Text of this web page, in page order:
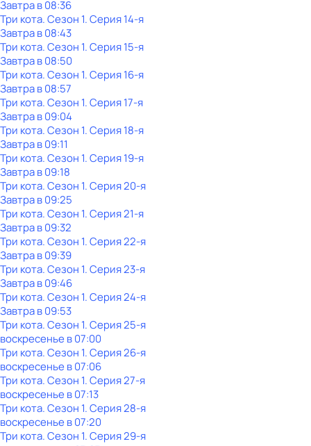
Завтра в 08:36
Три кота. Сезон 1. Серия 14-я
Завтра в 08:43
Три кота. Сезон 1. Серия 15-я
Завтра в 08:50
Три кота. Сезон 1. Серия 16-я
Завтра в 08:57
Три кота. Сезон 1. Серия 17-я
Завтра в 09:04
Три кота. Сезон 1. Серия 18-я
Завтра в 09:11
Три кота. Сезон 1. Серия 19-я
Завтра в 09:18
Три кота. Сезон 1. Серия 20-я
Завтра в 09:25
Три кота. Сезон 1. Серия 21-я
Завтра в 09:32
Три кота. Сезон 1. Серия 22-я
Завтра в 09:39
Три кота. Сезон 1. Серия 23-я
Завтра в 09:46
Три кота. Сезон 1. Серия 24-я
Завтра в 09:53
Три кота. Сезон 1. Серия 25-я
воскресенье в07:00
Три кота. Сезон 1. Серия 26-я
воскресенье в07:06
Три кота. Сезон 1. Серия 27-я
воскресенье в07:13
Три кота. Сезон 1. Серия 28-я
воскресенье в07:20
Три кота. Сезон 1. Серия 29-я